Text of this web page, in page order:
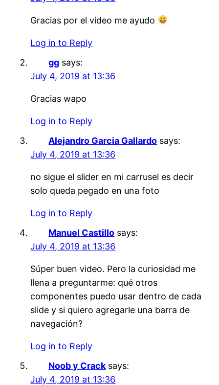
Gracias por el video me ayudo
Log in to Reply
gg says:
July 4, 2019 at 13:36
Gracias wapo
Log in to Reply
Alejandro Garcia Gallardo says:
July 4, 2019 at 13:36
no sigue el slider en mi carrusel es decir
solo queda pegado en una foto
Log in to Reply
Manuel Castillo says:
July 4, 2019 at 13:36
Súper buen video. Pero la curiosidad me
llena a preguntarme: qué otros
componentes puedo usar dentro de cada
slide y si quiero agregarle una barra de
navegación?
Log in to Reply
Noob y Crack says:
July 4, 2019 at 13:36